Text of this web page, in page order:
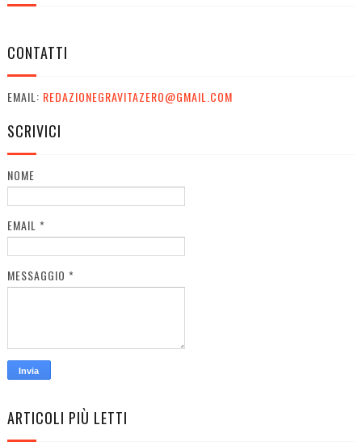
CONTATTI
EMAIL: REDAZIONEGRAVITAZERO@GMAIL.COM
SCRIVICI
NOME
EMAIL *
MESSAGGIO *
ARTICOLI PIÙ LETTI